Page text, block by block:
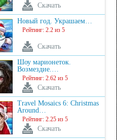
Скачать
Новый год. Украшаем…
Рейтинг: 2.2 из 5
Скачать
Шоу марионеток.
Возмездие.…
Рейтинг: 2.62 из 5
Скачать
Travel Mosaics 6: Christmas
Around…
Рейтинг: 2.25 из 5
Скачать